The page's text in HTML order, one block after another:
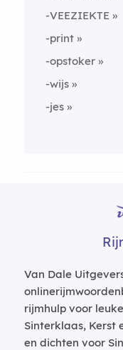
-VEEZIEKTE
-print
-opstoker
-wijs
-jes
Van Dale
rijmhulp voor
Sinterklaas, Kerst
en dichten voor